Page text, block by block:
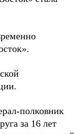
полковник
за 16 лет